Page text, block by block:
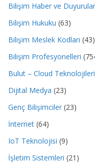
Bilişim Haber ve
Bilişim Hukuku (63)
Bilişim Meslek Kodları (43)
Bilişim Profesyonelleri
Bulut – Cloud Teknolojileri
Dijital Medya (23)
Genç Bilişimciler (23)
İnternet (64)
IoT Teknolojisi (9)
İşletim Sistemleri (21)